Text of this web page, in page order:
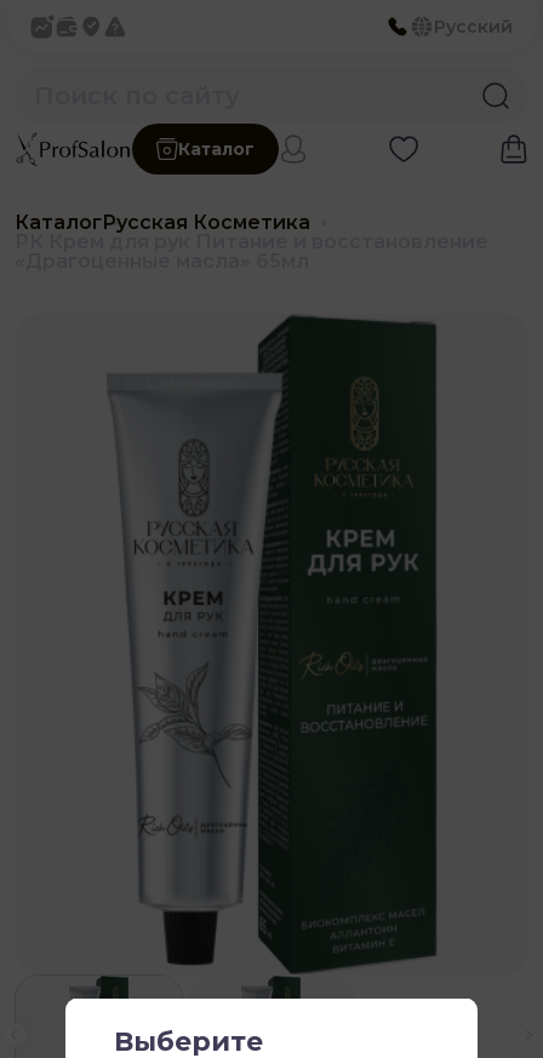
Русский
Каталог
КаталогРусская Косметика
Выберите